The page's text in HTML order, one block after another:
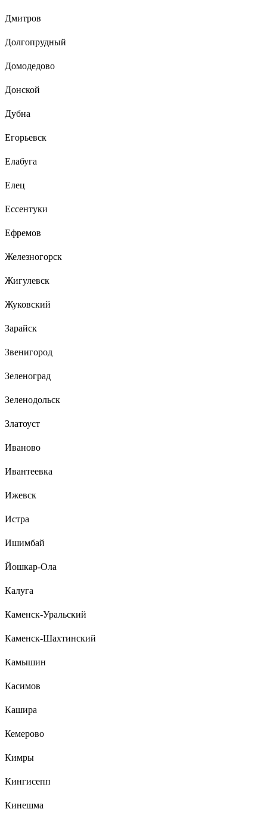
Дмитров
Долгопрудный
Домодедово
Донской
Дубна
Егорьевск
Елабуга
Елец
Ессентуки
Ефремов
Железногорск
Жигулевск
Жуковский
Зарайск
Звенигород
Зеленоград
Зеленодольск
Златоуст
Иваново
Ивантеевка
Ижевск
Истра
Ишимбай
Йошкар-Ола
Калуга
Каменск-Уральский
Каменск-Шахтинский
Камышин
Касимов
Кашира
Кемерово
Кимры
Кингисепп
Кинешма